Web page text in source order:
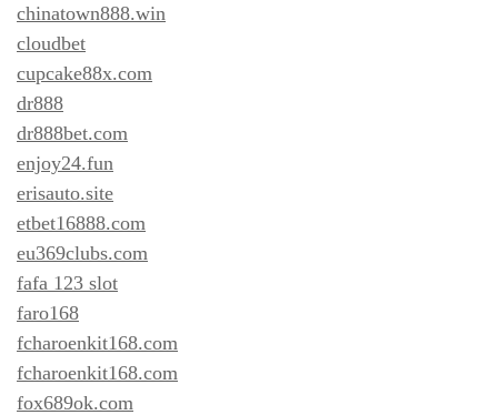
chinatown888.win
cloudbet
cupcake88x.com
dr888
dr888bet.com
enjoy24.fun
erisauto.site
etbet16888.com
eu369clubs.com
fafa 123 slot
faro168
fcharoenkit168.com
fcharoenkit168.com
fox689ok.com